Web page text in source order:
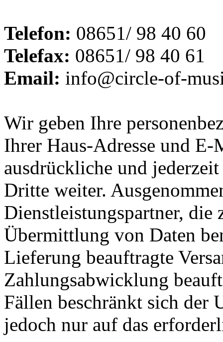
Telefon: 08651/ 98 40 60
Telefax: 08651/ 98 40 61
Email: info@circle-of-
Wir geben Ihre
Ihrer Haus-Adresse und
ausdrückliche und
Dritte weiter.
Dienstleistungspartner,
Übermittlung von Daten
Lieferung beauftragte
Zahlungsabwicklung
Fällen beschränkt sich der
jedoch nur auf das